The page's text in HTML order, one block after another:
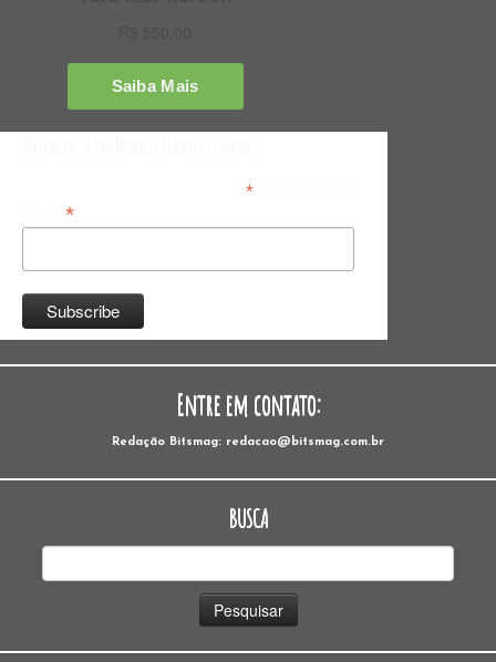
*indicates required
*
Entre em contato:
Redação Bitsmag: redacao@bitsmag.com.br
BUSCA